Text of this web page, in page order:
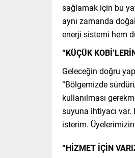
sağlamak için bu
aynı zamanda
enerji sistemi hem
“KÜÇÜK
Geleceğin doğru
“Bölgemizde
kullanılması
suyuna ihtiyacı var.
isterim.
“HİZMET İÇİN